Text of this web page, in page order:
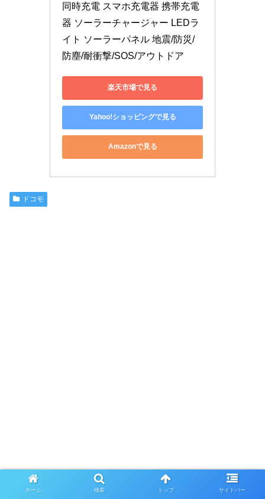
同時充電 スマホ充電器 携帯充電
器 ソーラーチャージャー LEDラ
イト ソーラーパネル 地震/防災/
防塵/耐衝撃/SOS/アウトドア
楽天市場で見る
Yahoo!ショッピングで見る
Amazonで見る
ドコモ
ホーム 検索 トップ サイドバー